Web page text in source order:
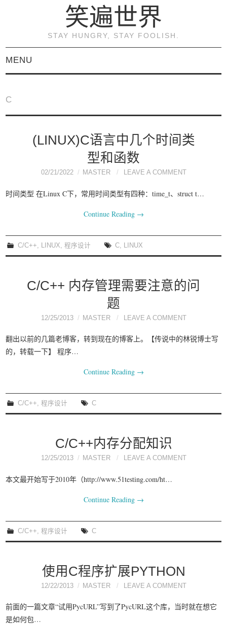
笑遍世界
STAY HUNGRY, STAY FOOLISH.
MENU
（连载）
《KVM虚拟化技术：实
战与原理解析》
我要笑遍世界
C
(LINUX)C语言中几个时间类
型和函数
02/21/2022 MASTER LEAVE A COMMENT
时间类型 在Linux C下，常用时间类型有四种：time_t、struct t…
Continue Reading →
C/C++ LINUX ,程序设计 C LINUX
C/C++ 内存管理需要注意的问
题
12/25/2013 MASTER LEAVE A COMMENT
翻出以前的几篇老博客，转到现在的博客上。【传说中的林锐博士写
的，转载一下】 程序…
Continue Reading →
C/C++,程序设计 C
C/C++内存分配知识
12/25/2013 MASTER LEAVE A COMMENT
本文最开始写于2010年（http://www.51testing.com/ht…
Continue Reading →
C/C++ ,程序设计 C
使用C程序扩展PYTHON
12/22/2013 MASTER LEAVE A COMMENT
前面的一篇文章“试用PycURL”写到了PycURL这个库，当时就在想它
是如何包…